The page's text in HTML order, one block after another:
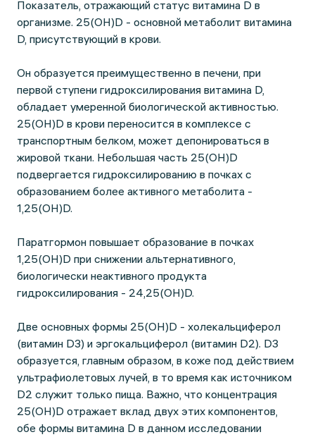
Показатель, отражающий статус витамина D в
организме. 25(OH)D - основной метаболит витамина
D, присутствующий в крови.
Он образуется преимущественно в печени, при
первой ступени гидроксилирования витамина D,
обладает умеренной биологической активностью.
25(OH)D в крови переносится в комплексе с
транспортным белком, может депонироваться в
жировой ткани. Небольшая часть 25(OH)D
подвергается гидроксилированию в почках с
образованием более активного метаболита -
1,25(OH)D.
Паратгормон повышает образование в почках
1,25(OH)D при снижении альтернативного,
биологически неактивного продукта
гидроксилирования - 24,25(OH)D.
Две основных формы 25(OH)D - холекальциферол
(витамин D3) и эргокальциферол (витамин D2). D3
образуется, главным образом, в коже под действием
ультрафиолетовых лучей, в то время как источником
D2 служит только пища. Важно, что концентрация
25(OH)D отражает вклад двух этих компонентов,
обе формы витамина D в данном исследовании